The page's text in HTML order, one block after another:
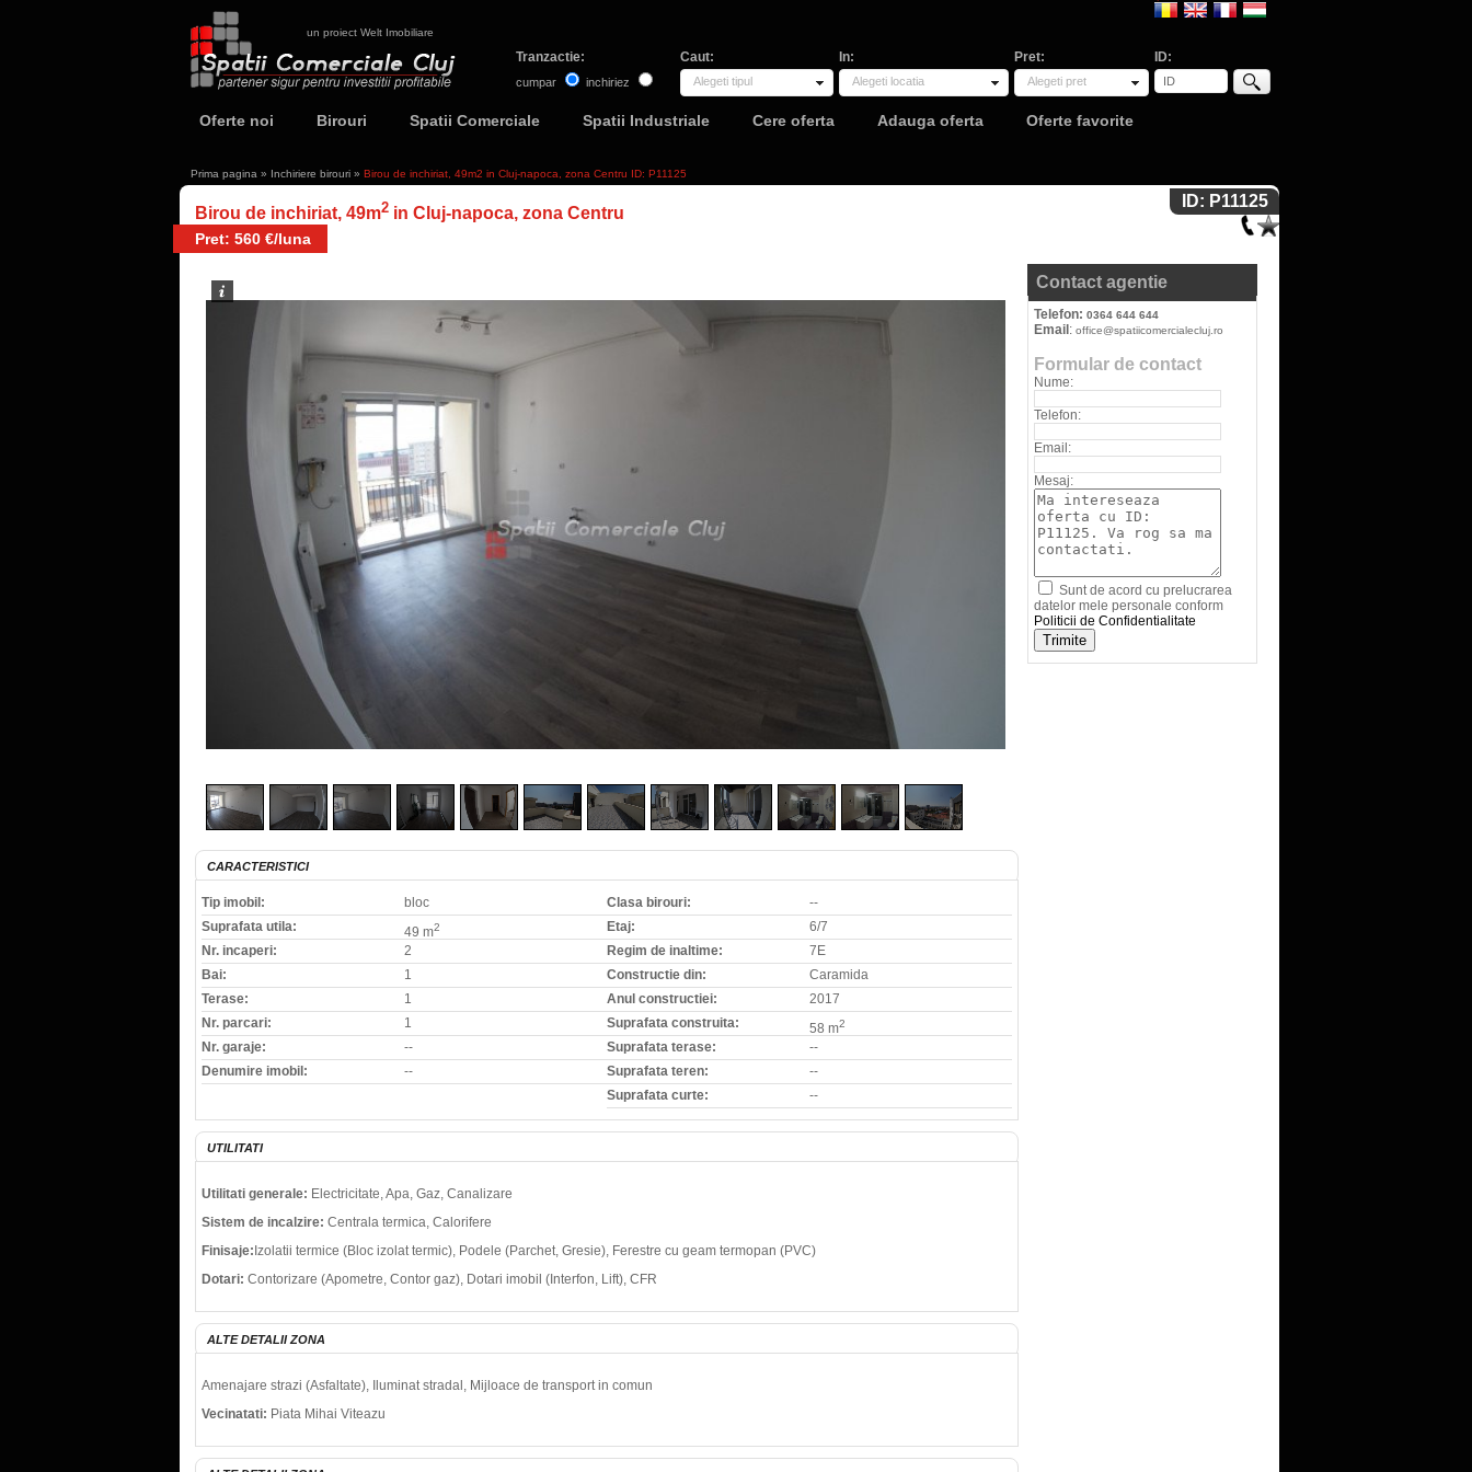
un proiect Welt Imobiliare
Tranzactie:
cumpar inchiriez
Caut:
Alegeti tipul
In:
Alegeti locatia
Pret:
Alegeti pret
ID:
Oferte noi Birouri Spatii Comerciale Spatii Industriale Cere oferta Adauga oferta Oferte favorite
Prima pagina » Inchiriere birouri » Birou de inchiriat, 49m2 in Cluj-napoca, zona Centru ID: P11125
Birou de inchiriat, 49m2 in Cluj-napoca, zona Centru
Pret: 560 €/luna
ID: P11125
CARACTERISTICI
Tip imobil:
bloc
Suprafata utila:
49 m2
Nr. incaperi:
2
Bai:
1
Terase:
1
Nr. parcari:
1
Nr. garaje:
--
Denumire imobil:
--
Clasa birouri:
--
Etaj:
6/7
Regim de inaltime:
7E
Constructie din:
Caramida
Anul constructiei:
2017
Suprafata construita:
58 m2
Suprafata terase:
--
Suprafata teren:
--
Suprafata curte:
--
UTILITATI
Utilitati generale: Electricitate, Apa, Gaz, Canalizare
Sistem de incalzire: Centrala termica, Calorifere
Finisaje: Izolatii termice (Bloc izolat termic), Podele (Parchet, Gresie), Ferestre cu geam termopan (PVC)
Dotari: Contorizare (Apometre, Contor gaz), Dotari imobil (Interfon, Lift), CFR
ALTE DETALII ZONA
Amenajare strazi (Asfaltate), Iluminat stradal, Mijloace de transport in comun
Vecinatati: Piata Mihai Viteazu
Contact agentie
Telefon: 0364 644 644
Email : office@spatiicomercialecluj.ro
Formular de contact
Nume:
Telefon:
Email:
Mesaj:
Sunt de acord cu prelucrarea
datelor mele personale conform
Politicii de Confidentialitate